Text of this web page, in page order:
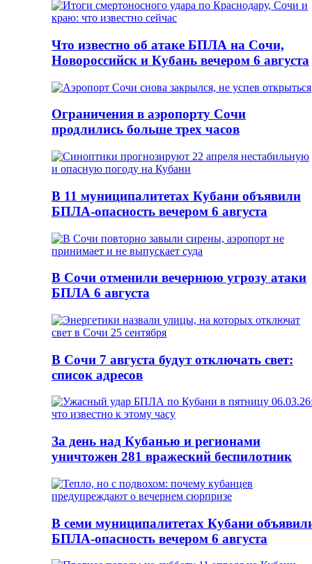
Что известно об атаке БПЛА на Сочи,
Новороссийск и Кубань вечером 6 августа
Ограничения в аэропорту Сочи
продлились больше трех часов
В 11 муниципалитетах Кубани объявили
БПЛА-опасность вечером 6 августа
В Сочи отменили вечернюю угрозу атаки
БПЛА 6 августа
В Сочи 7 августа будут отключать свет:
список адресов
За день над Кубанью и регионами
уничтожен 281 вражеский беспилотник
В семи муниципалитетах Кубани
БПЛА-опасность вечером 6 августа